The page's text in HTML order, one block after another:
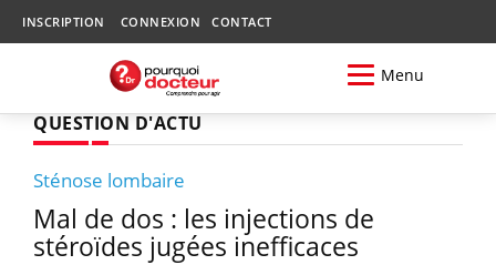
INSCRIPTION CONNEXION CONTACT
Menu
QUESTION D'ACTU
Sténose lombaire
Mal de dos : les injections de
stéroïdes jugées inefficaces